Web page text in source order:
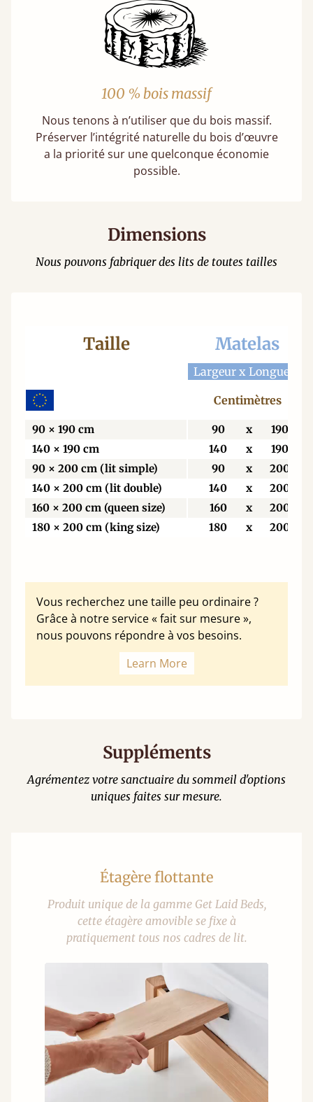
100 % bois massif
Nous tenons à n’utiliser que du bois massif.
Préserver l’intégrité naturelle du bois d’œuvre
a la priorité sur une quelconque économie
possible.
Dimensions
Nous pouvons fabriquer des lits de toutes tailles
Taille Matelas
Largeur x Longueur
Centimètres
90 × 190 cm 90 x
190
140 × 190 cm
140 x
190
90 × 200 cm (lit simple)
90 x
200
140 × 200 cm (lit double)
140 x
200
160 × 200 cm (queen size)
160 x
200
180 × 200 cm (king size)
180 x 200
Vous recherchez une taille peu ordinaire ?
Grâce à notre service « fait sur mesure »,
nous pouvons répondre à vos besoins.
Learn More
Suppléments
Agrémentez votre sanctuaire du sommeil d'options
uniques faites sur mesure.
Étagère flottante
Produit unique de la gamme Get Laid Beds,
cette étagère amovible se fixe à
pratiquement tous nos cadres de lit.